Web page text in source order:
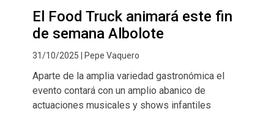
El Food Truck animará este fin
de semana Albolote
31/10/2025 | Pepe Vaquero
Aparte de la amplia variedad gastronómica el
evento contará con un amplio abanico de
actuaciones musicales y shows infantiles